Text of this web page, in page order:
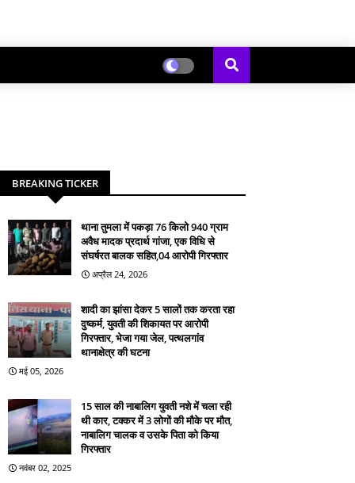
BREAKING TICKER
थाना तुमला में पकड़ा 76 किलो 940 ग्राम
अवैध मादक प्रदार्थ गांजा, एक विधि से
संघर्षरत बालक सहित,04 आरोपी गिरफ्तार
अप्रैल 24, 2026
शादी का झांसा देकर 5 सालों तक करता रहा
दुष्कर्म, युवती की शिकायत पर आरोपी
गिरफ्तार, भेजा गया जेल, पत्थलगांव
थानाक्षेत्र की घटना
मई 05, 2026
15 साल की नाबालिग युवती नशे में चला रही
थी कार, टक्कर में 3 लोगों की मौके पर मौत,
नाबालिग चालक व उसके पिता को किया
गिरफ्तार
नवंबर 02, 2025